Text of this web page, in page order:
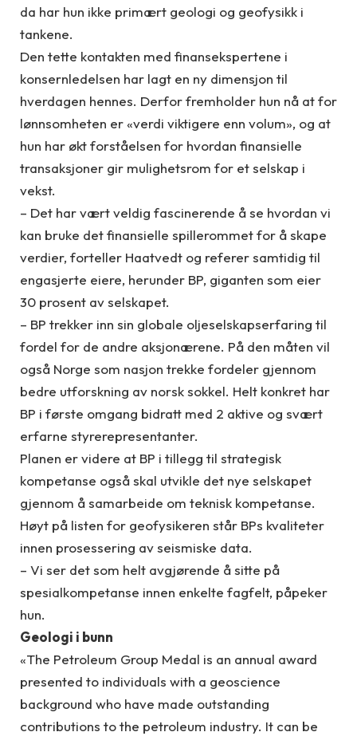
da har hun ikke primært geologi og geofysikk i
tankene.
Den tette kontakten med finansekspertene i
konsernledelsen har lagt en ny dimensjon til
hverdagen hennes. Derfor fremholder hun nå at for
lønnsomheten er «verdi viktigere enn volum», og at
hun har økt forståelsen for hvordan finansielle
transaksjoner gir mulighetsrom for et selskap i
vekst.
– Det har vært veldig fascinerende å se hvordan vi
kan bruke det finansielle spillerommet for å skape
verdier, forteller Haatvedt og referer samtidig til
engasjerte eiere, herunder BP, giganten som eier
30 prosent av selskapet.
– BP trekker inn sin globale oljeselskapserfaring til
fordel for de andre aksjonærene. På den måten vil
også Norge som nasjon trekke fordeler gjennom
bedre utforskning av norsk sokkel. Helt konkret har
BP i første omgang bidratt med 2 aktive og svært
erfarne styrerepresentanter.
Planen er videre at BP i tillegg til strategisk
kompetanse også skal utvikle det nye selskapet
gjennom å samarbeide om teknisk kompetanse.
Høyt på listen for geofysikeren står BPs kvaliteter
innen prosessering av seismiske data.
– Vi ser det som helt avgjørende å sitte på
spesialkompetanse innen enkelte fagfelt, påpeker
hun.
Geologi i bunn
«The Petroleum Group Medal is an annual award
presented to individuals with a geoscience
background who have made outstanding
contributions to the petroleum industry. It can be